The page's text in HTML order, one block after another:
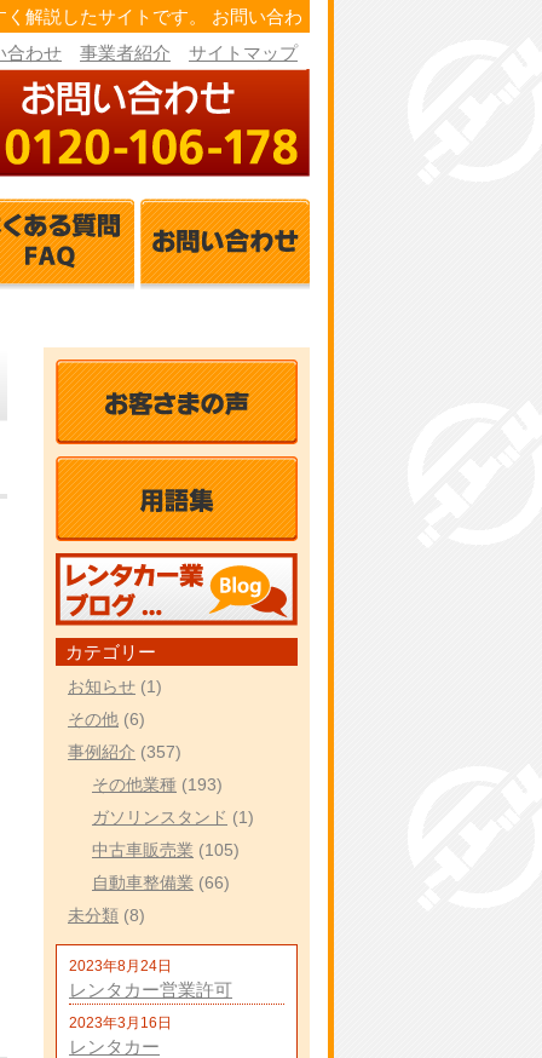
解説したサイトです。 お問い合わ
合わせ
事業者紹介 サイトマップ
カテゴリー
お知らせ (1)
その他 (6)
事例紹介 (357)
その他業種 (193)
ガソリンスタンド (1)
中古車販売業 (105)
自動車整備業 (66)
未分類 (8)
2023年8月24日
レンタカー営業許可
2023年3月16日
レンタカー